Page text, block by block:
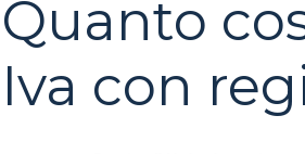
Quanto
Iva con